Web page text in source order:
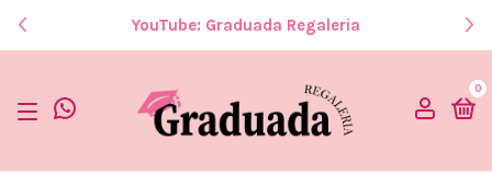
YouTube: Graduada Regaleria
0